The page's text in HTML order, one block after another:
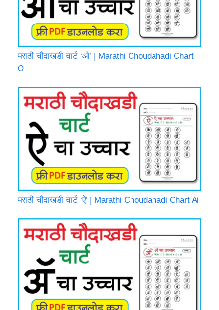
मराठी चौदाखडी चार्ट ‘ओ’ | Marathi Choudahadi Chart
O
मराठी चौदाखडी चार्ट ‘ऐ’ | Marathi Choudahadi Chart Ai